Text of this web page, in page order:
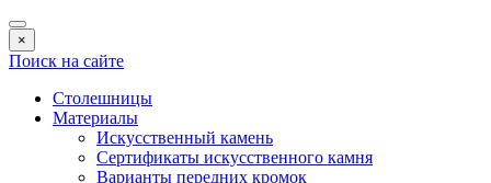
×
Поиск на сайте
Столешницы
Материалы
Искусственный камень
Сертификаты искусственного камня
Варианты передних кромок